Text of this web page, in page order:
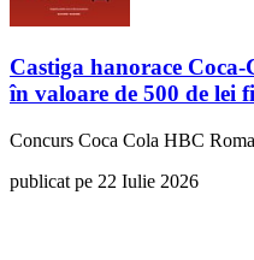
Castiga hanorace
în valoare de 500 de lei
Concurs Coca Cola HBC
publicat pe 22 Iulie 2026